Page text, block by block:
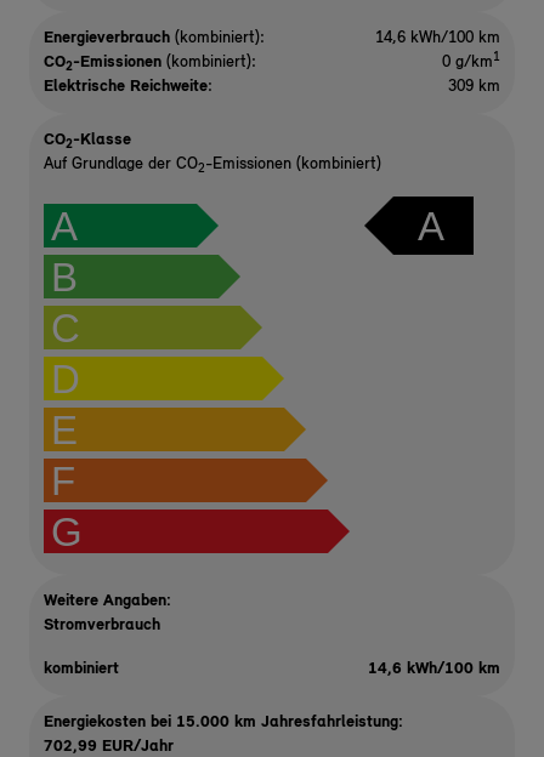
Energieverbrauch (kombiniert):
14,6 kWh/100 km
CO2-Emissionen (kombiniert): 0 g/km1
Elektrische Reichweite: 309 km
CO2-Klasse
Auf Grundlage der CO2-Emissionen (kombiniert)
A
B
C
D
E
F
G
A
Weitere Angaben:
Stromverbrauch
kombiniert 14,6 kWh/100 km
Energiekosten bei 15.000 km Jahresfahrleistung:
702,99 EUR/Jahr